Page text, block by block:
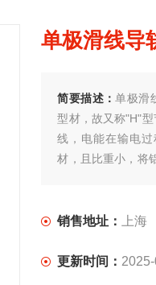
单极滑线导
简要描述：单极滑
型材，故又称"H"
线，电能在输电
材，且比重小，将
销售地址： 上海
更新时间：